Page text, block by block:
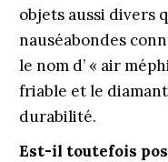
objets aussi divers
nauséabondes
le nom d’ « air
friable et le
durabilité.
Est-il toutefois